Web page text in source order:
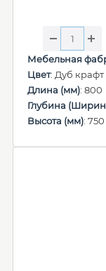
Мебельная
Цвет: Дуб
Длина (мм): 800
Глубина
Высота (мм): 750